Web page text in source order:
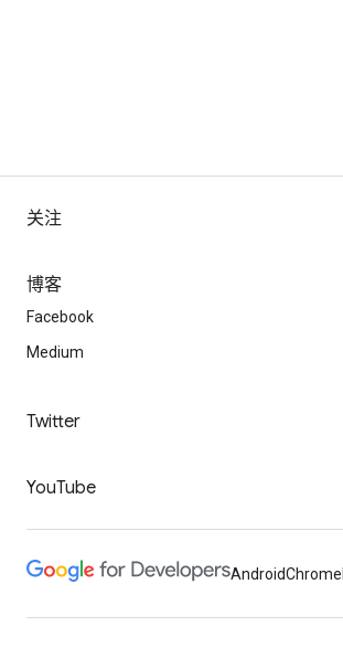
关注
博客
Facebook
Medium
Twitter
YouTube
AndroidChrome